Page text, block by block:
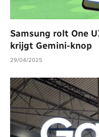
Samsung rolt One
krijgt Gemini-knop
29/04/2025